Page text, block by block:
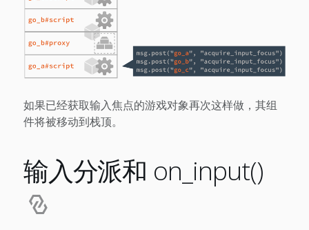
如果已经获取输入焦点的游戏对象再次这样做，其组
件将被移动到栈顶。
输入分派和 on_input()